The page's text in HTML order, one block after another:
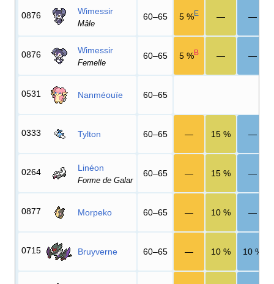
0876 Wimessir
Mâle
60–65 5 %E — —
0876 Wimessir
Femelle
60–65 5 %B — —
0531 Nanméouïe 60–65
0333 Tylton 60–65 — 15 % —
0264 Linéon
Forme de Galar
60–65 — 15 % —
0877 Morpeko 60–65 — 10 % —
0715 Bruyverne 60–65 — 10 % 10 %